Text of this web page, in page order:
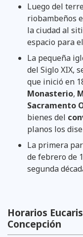
Luego del
riobambeños
la ciudad al
espacio para
La pequeña
del Siglo XIX,
que inició en
Monasterio,
Sacramento
bienes del
planos los
La primera
de febrero de
segunda
Horarios
Concepción